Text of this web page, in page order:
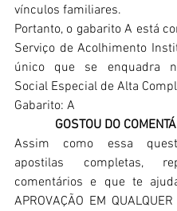
vínculos familiares.
Portanto, o gabarito A está
Serviço de Acolhimento
único que se enquadra
Social Especial de Alta
Gabarito: A
GOSTOU DO
Assim como essa
apostilas completas,
comentários e que te
APROVAÇÃO EM QUALQUER